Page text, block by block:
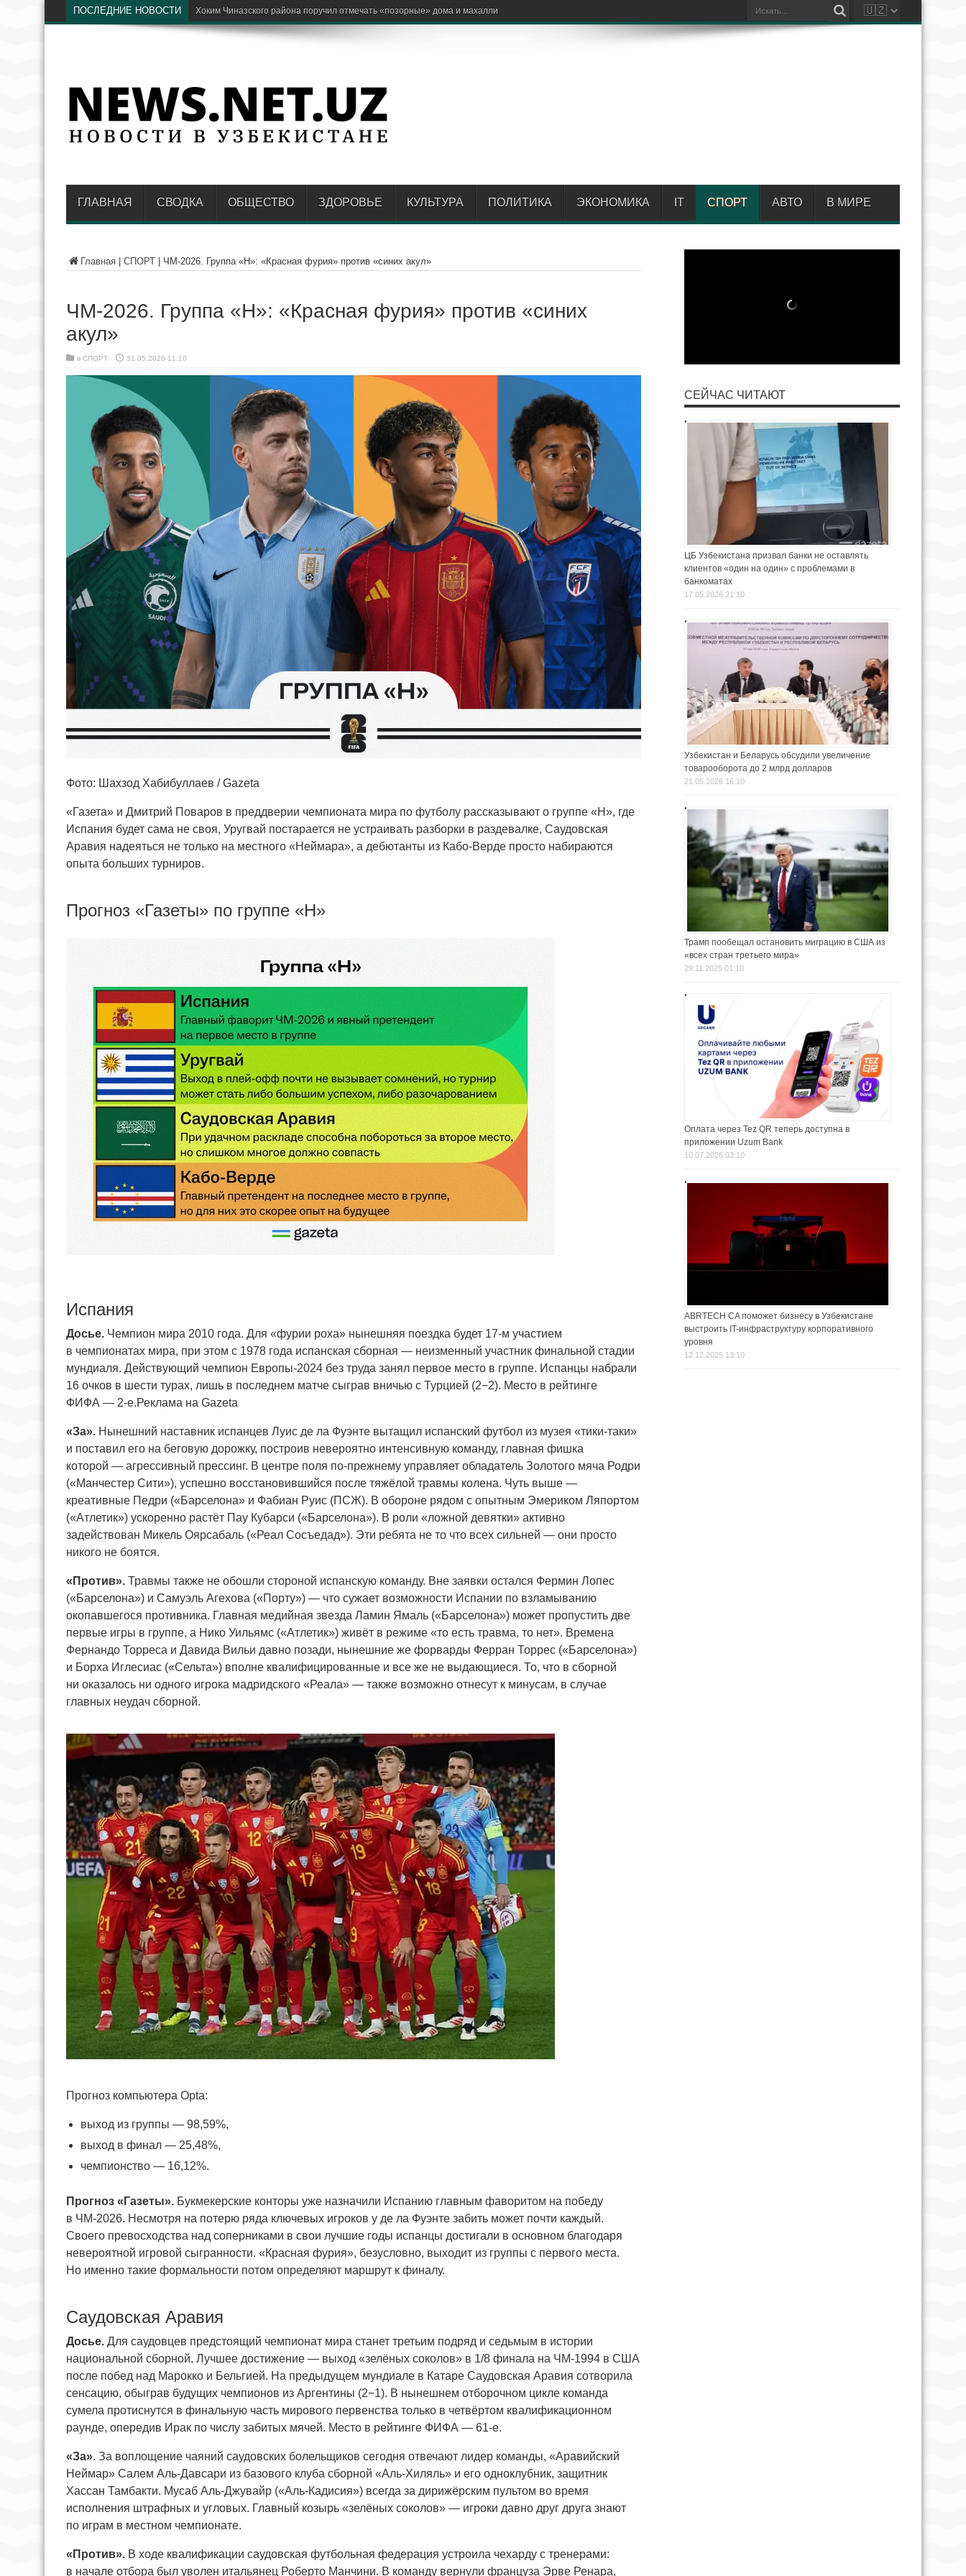
ПОСЛЕДНИЕ НОВОСТИ Парки Ташкента хотят соединить «зелёным ма
ГЛАВНАЯ СВОДКА ОБЩЕСТВО ЗДОРОВЬЕ КУЛЬТУРА ПОЛИТИКА ЭКОНОМИКА IT СПОРТ АВТО В МИРЕ
Главная СПОРТ ЧМ-2026. Группа «H»: «Красная фурия» против «синих акул»
ЧМ-2026. Группа «H»: «Красная фурия» против «синих
акул»
в СПОРТ 31.05.2026 11:10
Фото: Шахзод Хабибуллаев / Gazeta
«Газета» и Дмитрий Поваров в преддверии чемпионата мира по футболу рассказывают о группе «H», где
Испания будет сама не своя, Уругвай постарается не устраивать разборки в раздевалке, Саудовская
Аравия надеяться не только на местного «Неймара», а дебютанты из Кабо-Верде просто набираются
опыта больших турниров.
Прогноз «Газеты» по группе «H»
Испания
Досье. Чемпион мира 2010 года. Для «фурии роха» нынешняя поездка будет 17-м участием
в чемпионатах мира, при этом с 1978 года испанская сборная — неизменный участник финальной стадии
мундиаля. Действующий чемпион Европы-2024 без труда занял первое место в группе. Испанцы набрали
16 очков в шести турах, лишь в последнем матче сыграв вничью с Турцией (2−2). Место в рейтинге
ФИФА — 2-е.Реклама на Gazeta
«За». Нынешний наставник испанцев Луис де ла Фуэнте вытащил испанский футбол из музея «тики-таки»
и поставил его на беговую дорожку, построив невероятно интенсивную команду, главная фишка
которой — агрессивный прессинг. В центре поля по-прежнему управляет обладатель Золотого мяча Родри
(«Манчестер Сити»), успешно восстановившийся после тяжёлой травмы колена. Чуть выше —
креативные Педри («Барселона» и Фабиан Руис (ПСЖ). В обороне рядом с опытным Эмериком Ляпортом
(«Атлетик») ускоренно растёт Пау Кубарси («Барселона»). В роли «ложной девятки» активно
задействован Микель Оярсабаль («Реал Сосъедад»). Эти ребята не то что всех сильней — они просто
никого не боятся.
«Против». Травмы также не обошли стороной испанскую команду. Вне заявки остался Фермин Лопес
(«Барселона») и Самуэль Агехова («Порту») — что сужает возможности Испании по взламыванию
окопавшегося противника. Главная медийная звезда Ламин Ямаль («Барселона») может пропустить две
первые игры в группе, а Нико Уильямс («Атлетик») живёт в режиме «то есть травма, то нет». Времена
Фернандо Торреса и Давида Вильи давно позади, нынешние же форварды Ферран Торрес («Барселона»)
и Борха Иглесиас («Сельта») вполне квалифицированные и все же не выдающиеся. То, что в сборной
ни оказалось ни одного игрока мадридского «Реала» — также возможно отнесут к минусам, в случае
главных неудач сборной.
Прогноз компьютера Opta:
выход из группы — 98,59%,
выход в финал — 25,48%,
чемпионство — 16,12%.
Прогноз «Газеты». Букмекерские конторы уже назначили Испанию главным фаворитом на победу
в ЧМ-2026. Несмотря на потерю ряда ключевых игроков у де ла Фуэнте забить может почти каждый.
Своего превосходства над соперниками в свои лучшие годы испанцы достигали в основном благодаря
невероятной игровой сыгранности. «Красная фурия», безусловно, выходит из группы с первого места.
Но именно такие формальности потом определяют маршрут к финалу.
Саудовская Аравия
Досье. Для саудовцев предстоящий чемпионат мира станет третьим подряд и седьмым в истории
национальной сборной. Лучшее достижение — выход «зелёных соколов» в 1/8 финала на ЧМ-1994 в США
после побед над Марокко и Бельгией. На предыдущем мундиале в Катаре Саудовская Аравия сотворила
сенсацию, обыграв будущих чемпионов из Аргентины (2−1). В нынешнем отборочном цикле команда
сумела протиснутся в финальную часть мирового первенства только в четвёртом квалификационном
раунде, опередив Ирак по числу забитых мячей. Место в рейтинге ФИФА — 61-е.
«За». За воплощение чаяний саудовских болельщиков сегодня отвечают лидер команды, «Аравийский
Неймар» Салем Аль-Давсари из базового клуба сборной «Аль-Хиляль» и его одноклубник, защитник
Хассан Тамбакти. Мусаб Аль-Джувайр («Аль-Кадисия») всегда за дирижёрским пультом во время
исполнения штрафных и угловых. Главный козырь «зелёных соколов» — игроки давно друг друга знают
по играм в местном чемпионате.
«Против». В ходе квалификации саудовская футбольная федерация устроила чехарду с тренерами:
в начале отбора был уволен итальянец Роберто Манчини. В команду вернули француза Эрве Ренара,
СЕЙЧАС ЧИТАЮТ
ЦБ Узбекистана призвал банки не оставлять
клиентов «один на один» с проблемами в
банкоматах
17.05.2026 21:10
Узбекистан и Беларусь обсудили увеличение
товарооборота до 2 млрд долларов
21.05.2026 16:10
Трамп пообещал остановить миграцию в США из
«всех стран третьего мира»
29.11.2025 01:10
Оплата через Tez QR теперь доступна в
приложении Uzum Bank
10.07.2026 03:10
ABRTECH CA поможет бизнесу в Узбекистане
выстроить IT-инфраструктуру корпоративного
уровня
12.12.2025 13:10